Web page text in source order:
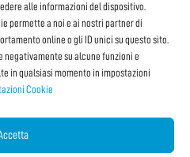
alle informazioni del dispositivo.
permette a noi e ai nostri partner di
online o gli ID unici su questo sito.
negativamente su alcune funzioni e
in qualsiasi momento in impostazioni
Cookie
Newsletter
PAGINA!